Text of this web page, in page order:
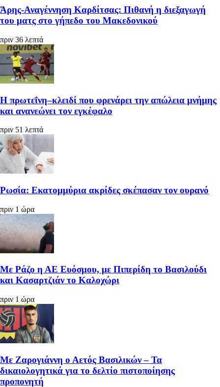
Άρης-Αναγέννηση Καρδίτσας: Πιθανή η διεξαγωγή
του ματς στο γήπεδο του Μακεδονικού
πριν 36 λεπτά
Η πρωτεΐνη–κλειδί που φρενάρει την απώλεια μνήμης
και ανανεώνει τον εγκέφαλο
πριν 51 λεπτά
Ρωσία: Εκατομμύρια ακρίδες σκέπασαν τον ουρανό
πριν 1 ώρα
Με Ράζο η ΑΕ Ευόσμου, με Πιπερίδη το Βασιλούδι
και Κασαρτζιάν το Καλοχώρι
πριν 1 ώρα
Με Ζαρογιάννη ο Αετός Βασιλικών – Τα
δικαιολογητικά για το δελτίο πιστοποίησης
προπονητή